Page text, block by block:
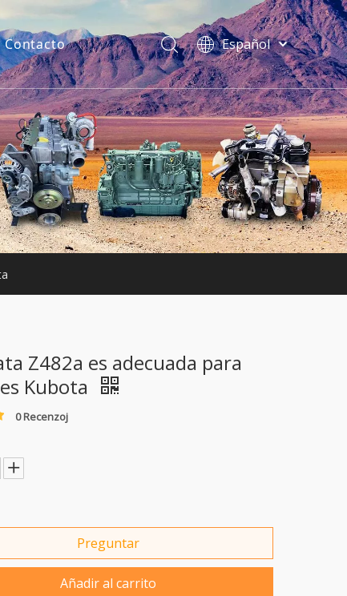
Contacto
Español
فارسی
Bahasa
indonesia
Türk dili
ไทย
Italiano
Deutsch
Português
Pусский
English
Z482a es adecuada para
Kubota
0 Recenzoj
Preguntar
Añadir al carrito